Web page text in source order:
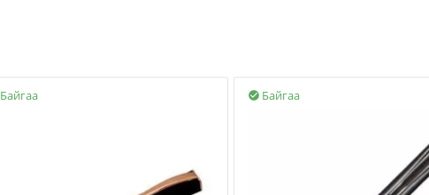
Байгаа Байгаа
